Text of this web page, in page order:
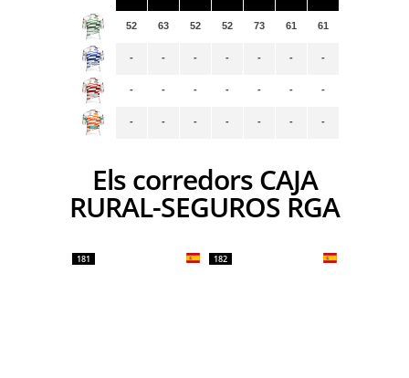
52
-
-
-
63
-
-
-
52
-
-
-
52
-
-
-
73
-
-
-
61
-
-
-
61
-
-
-
Els corredors CAJA
RURAL-SEGUROS RGA
181 182